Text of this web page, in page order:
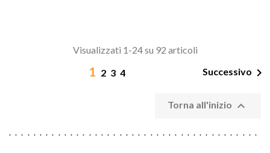
Visualizzati 1-24 su 92 articoli
1 2 3 4 Successivo 
Torna all'inizio 